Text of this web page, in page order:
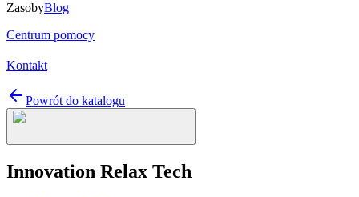
ZasobyBlog
Centrum pomocy
Kontakt
Powrót do katalogu
Innovation Relax Tech